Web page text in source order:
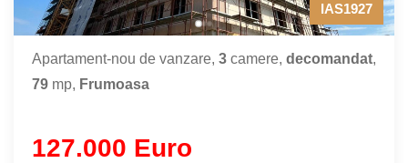
IAS1927
Apartament-nou de vanzare, 3 camere, decomandat,
79 mp, Frumoasa
127.000 Euro